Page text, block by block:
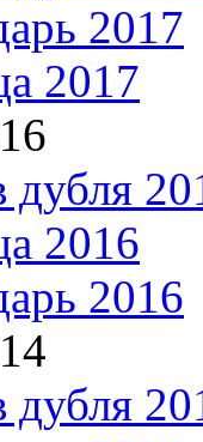
2017
2017
дубля
2016
2016
дубля